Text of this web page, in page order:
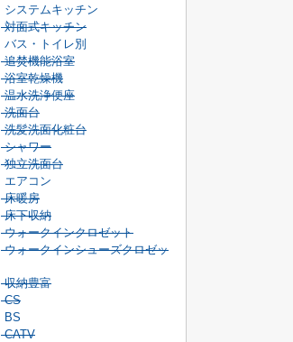
システムキッチン
対面式キッチン
バス・トイレ別
追焚機能浴室
浴室乾燥機
温水洗浄便座
洗面台
洗髪洗面化粧台
シャワー
独立洗面台
エアコン
床暖房
床下収納
ウォークインクロゼット
ウォークインシューズクロゼッ
収納豊富
CS
BS
CATV